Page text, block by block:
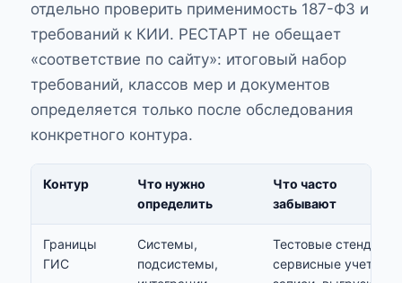
отдельно проверить применимость 187-ФЗ и
требований к КИИ. РЕСТАРТ не обещает
«соответствие по сайту»: итоговый набор
требований, классов мер и документов
определяется только после обследования
конкретного контура.
Контур
Что нужно
определить
Что часто
забывают
Границы
ГИС
Системы,
подсистемы,
Тестовые стенды,
сервисные учетные